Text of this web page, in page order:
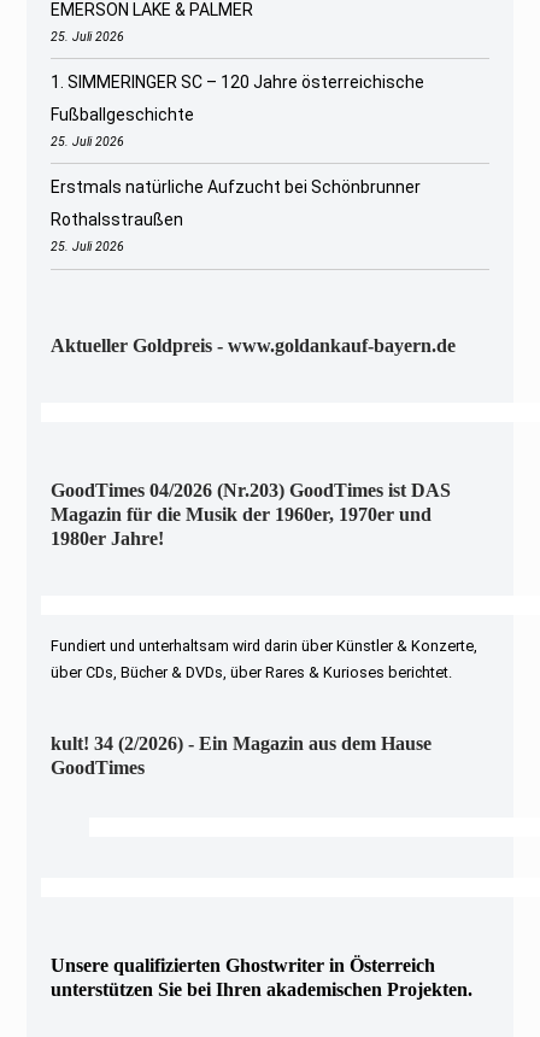
EMERSON LAKE & PALMER
25. Juli 2026
1. SIMMERINGER SC – 120 Jahre österreichische
Fußballgeschichte
25. Juli 2026
Erstmals natürliche Aufzucht bei Schönbrunner
Rothalsstraußen
25. Juli 2026
Aktueller Goldpreis - www.goldankauf-bayern.de
GoodTimes 04/2026 (Nr.203) GoodTimes ist DAS
Magazin für die Musik der 1960er, 1970er und
1980er Jahre!
Fundiert und unterhaltsam wird darin über Künstler & Konzerte,
über CDs, Bücher & DVDs, über Rares & Kurioses berichtet.
kult! 34 (2/2026) - Ein Magazin aus dem Hause
GoodTimes
Unsere qualifizierten Ghostwriter in Österreich
unterstützen Sie bei Ihren akademischen Projekten.